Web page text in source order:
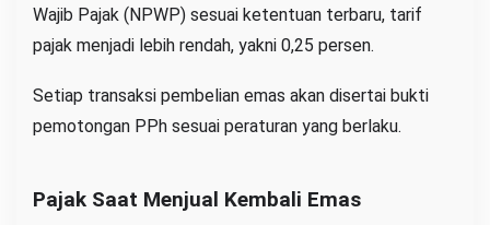
Wajib Pajak (NPWP) sesuai ketentuan terbaru, tarif
pajak menjadi lebih rendah, yakni 0,25 persen.
Setiap transaksi pembelian emas akan disertai bukti
pemotongan PPh sesuai peraturan yang berlaku.
Pajak Saat Menjual Kembali Emas